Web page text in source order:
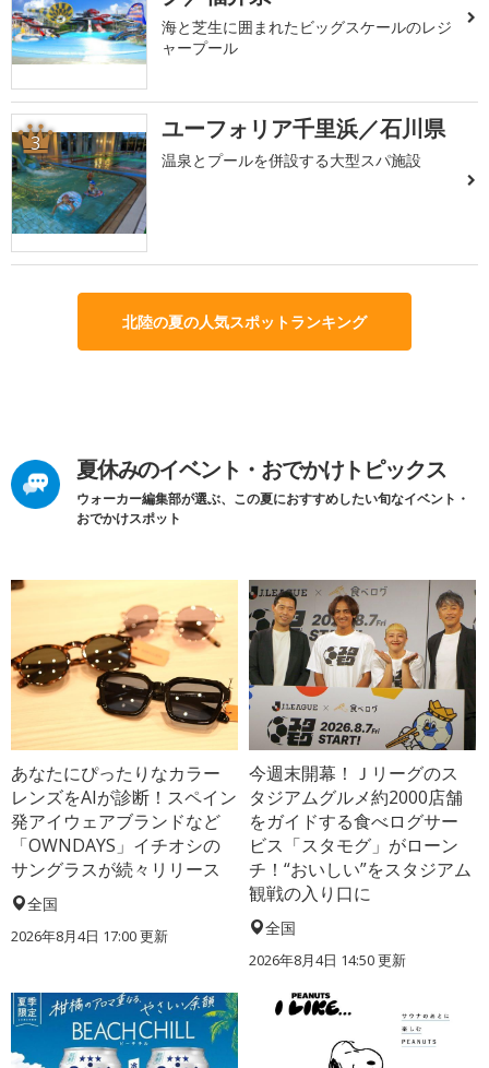
海と芝生に囲まれたビッグスケールのレジ
ャープール
3 ユーフォリア千里浜／石川県
温泉とプールを併設する大型スパ施設
北陸の夏の人気スポットランキング
夏休みのイベント・おでかけトピックス
ウォーカー編集部が選ぶ、この夏におすすめしたい旬なイベント・
おでかけスポット
あなたにぴったりなカラー
レンズをAIが診断！スペイン
発アイウェアブランドなど
「OWNDAYS」イチオシの
サングラスが続々リリース
全国
2026年8月4日 17:00更新
今週末開幕！Ｊリーグのス
タジアムグルメ約2000店舗
をガイドする食べログサー
ビス「スタモグ」がローン
チ！“おいしい”をスタジアム
観戦の入り口に
全国
2026年8月4日 14:50更新